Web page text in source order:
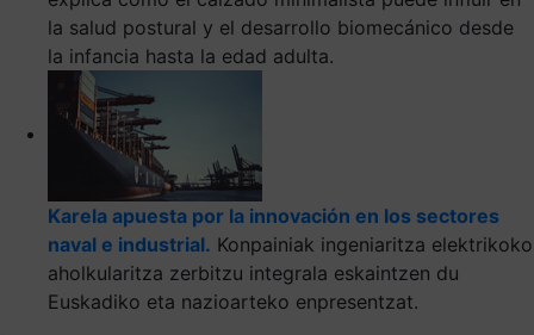
la salud postural y el desarrollo biomecánico desde
la infancia hasta la edad adulta.
Karela apuesta por la innovación en los sectores
naval e industrial. Konpainiak ingeniaritza elektrikoko
aholkularitza zerbitzu integrala eskaintzen du
Euskadiko eta nazioarteko enpresentzat.